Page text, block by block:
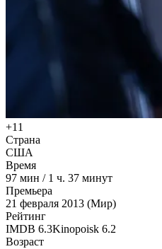
+11
Страна
США
Время
97 мин / 1 ч. 37 минут
Премьера
21 февраля 2013 (Мир)
Рейтинг
IMDB 6.3Kinopoisk 6.2
Возраст